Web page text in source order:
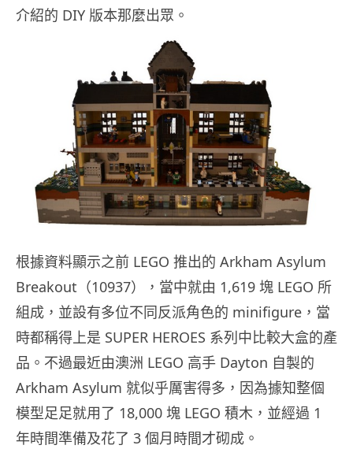
介紹的 DIY 版本那麼出眾。
根據資料顯示之前 LEGO 推出的 Arkham Asylum
Breakout（10937），當中就由 1,619 塊 LEGO 所
組成，並設有多位不同反派角色的 minifigure，當
時都稱得上是 SUPER HEROES 系列中比較大盒的產
品。不過最近由澳洲 LEGO 高手 Dayton 自製的
Arkham Asylum 就似乎厲害得多，因為據知整個
模型足足就用了 18,000 塊 LEGO 積木，並經過 1
年時間準備及花了 3 個月時間才砌成。